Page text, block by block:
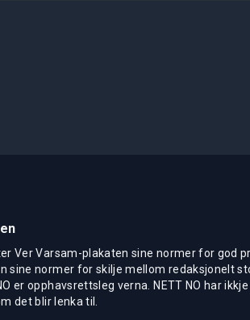
Ver Varsam-plakaten sine normer for god
sine normer for skilje mellom redaksjonelt
er opphavsrettsleg verna. NETT NO har
det blir lenka til.